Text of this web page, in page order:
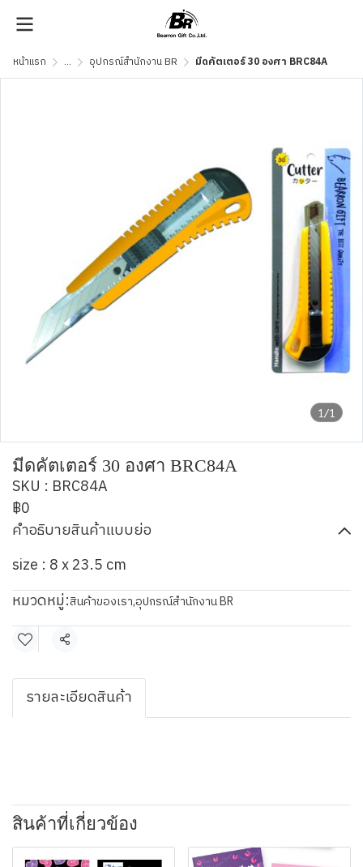
หน้าแรก ... อุปกรณ์สำนักงาน BR มีดคัตเตอร์ 30 องศา BRC84A
1/1
มีดคัตเตอร์ 30 องศา BRC84A
SKU : BRC84A
฿0
คำอธิบายสินค้าแบบย่อ
size : 8 x 23.5 cm
หมวดหมู่:สินค้าของเรา,อุปกรณ์สำนักงาน BR
แชร์
รายละเอียดสินค้า
สินค้าที่เกี่ยวข้อง